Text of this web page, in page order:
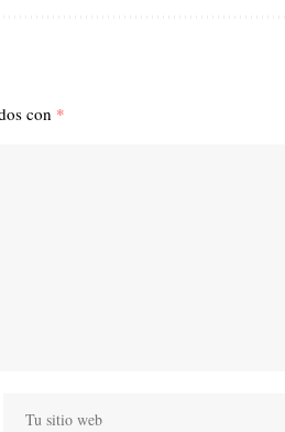
con *